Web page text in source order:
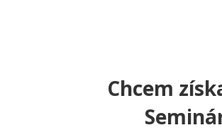
Chcem